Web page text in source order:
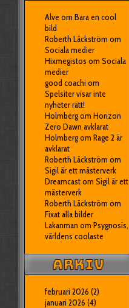
Alve om Bara en cool
bild
Roberth Läckström om
Sociala medier
Hixmegistos om Sociala
medier
good coachi om
Spelsiter visar inte
nyheter rätt!
Holmbergom Horizon
Zero Dawn avklarat
Holmbergom Rage 2 är
avklarat
Roberth Läckström om
Sigil är ett mästerverk
Dreamcastom Sigil är ett
mästerverk
Roberth Läckström om
Fixat alla bilder
Lakanman om Psygnosis,
världens coolaste
februari 2026 (2)
januari 2026 (4)